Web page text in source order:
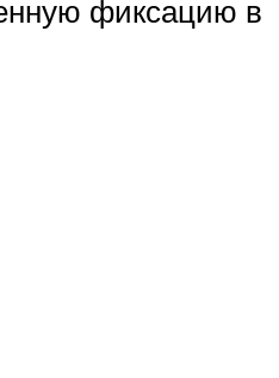
фиксацию в